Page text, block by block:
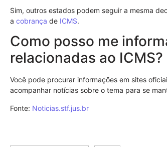
Sim, outros estados podem seguir a mesma
a cobrança de ICMS.
Como posso me
relacionadas ao ICMS?
Você pode procurar informações em sites
acompanhar notícias sobre o tema para se
Fonte: Noticias.stf.jus.br